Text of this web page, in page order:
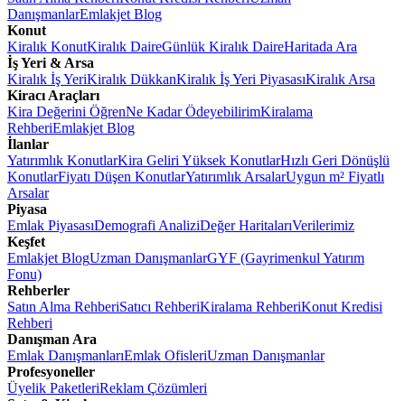
DanışmanlarEmlakjet Blog
Konut
Kiralık KonutKiralık DaireGünlük Kiralık DaireHaritada Ara
İş Yeri & Arsa
Kiralık İş YeriKiralık DükkanKiralık İş Yeri PiyasasıKiralık Arsa
Kiracı Araçları
Kira Değerini ÖğrenNe Kadar ÖdeyebilirimKiralama
RehberiEmlakjet Blog
İlanlar
Yatırımlık KonutlarKira Geliri Yüksek KonutlarHızlı Geri Dönüşlü
KonutlarFiyatı Düşen KonutlarYatırımlık ArsalarUygun m² Fiyatlı
Arsalar
Piyasa
Emlak PiyasasıDemografi AnaliziDeğer HaritalarıVerilerimiz
Keşfet
Emlakjet BlogUzman DanışmanlarGYF (Gayrimenkul Yatırım
Fonu)
Rehberler
Satın Alma RehberiSatıcı RehberiKiralama RehberiKonut Kredisi
Rehberi
Danışman Ara
Emlak DanışmanlarıEmlak OfisleriUzman Danışmanlar
Profesyoneller
Üyelik PaketleriReklam Çözümleri